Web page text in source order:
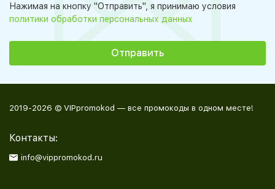
Нажимая на кнопку "Отправить", я принимаю условия
политики обработки персональных данных
2019-2026 © VIPpromokod — все промокоды в одном месте!
Контакты:
info@vippromokod.ru